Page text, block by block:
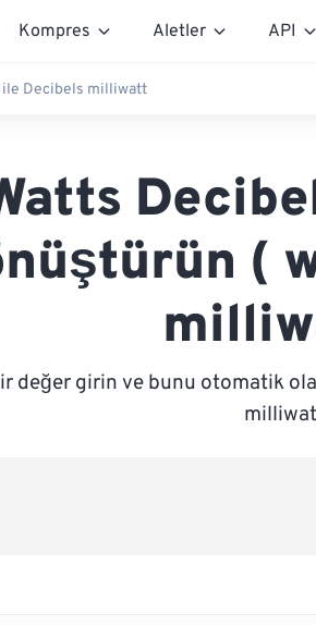
Kompres Aletler API
ile Decibels milliwatt
(
değer girin ve bunu otomatik